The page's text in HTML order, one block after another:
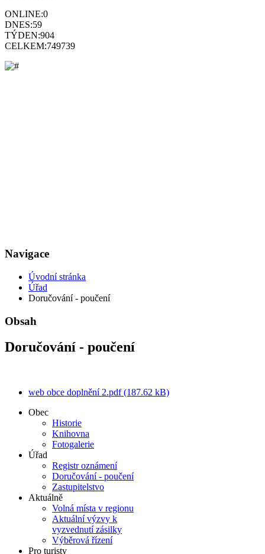
ONLINE:0
DNES:59
TÝDEN:904
CELKEM:749739
Navigace
Úvodní stránka
Úřad
Doručování - poučení
Obsah
Doručování - poučení
web obce doplnění 2.pdf (187.62 kB)
Obec
Historie
Knihovna
Fotogalerie
Úřad
Registr oznámení
Doručování - poučení
Zastupitelstvo
Aktuálně
Volná místa v regionu
Aktuální výzvy k
vyzvednutí zásilky
Výběrová řízení
Pro turisty